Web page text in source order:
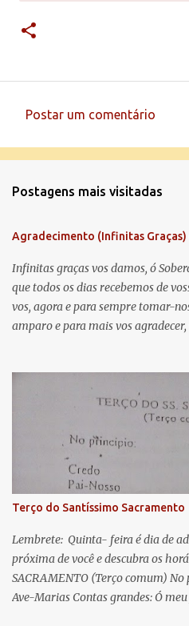
e
t
á
r
i
o
Postar um comentário
Postagens mais visitadas
Agradecimento (Infinitas Graças)
Infinitas graças vos damos, ó
que todos os dias recebemos de
vos, agora e para sempre tomar-
amparo e para mais vos
lágrimas. Eia, pois, Advogada
misericordiosos a nós volvei, e
Jesus. Bendito é o fruto do vosso
doce e sempre Virgem Maria.
Para que sejamos dignos das
Terço do Santíssimo Sacramento
Lembrete: Quinta- feira é dia de
próxima de você e descubra os
SACRAMENTO (Terço comum)
Ave-Marias Contas grandes: Ó meu